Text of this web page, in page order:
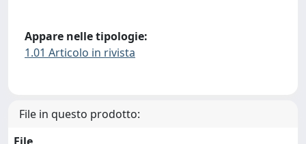
Appare nelle tipologie:
1.01 Articolo in rivista
File in questo prodotto: